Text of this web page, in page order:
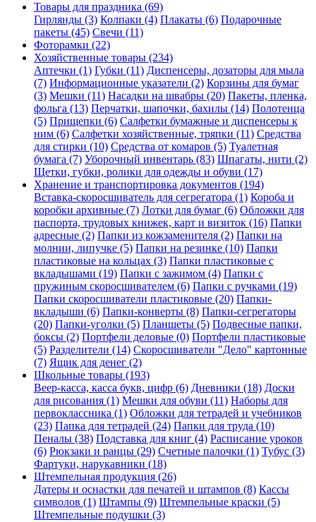
Товары для праздника (69)
Гирлянды (3) Колпаки (4) Плакаты (6) Подарочные
пакеты (45) Свечи (11)
Фоторамки (22)
Хозяйственные товары (234)
Аптечки (1) Губки (11) Диспенсеры, дозаторы для мыла
(7) Информационные указатели (2) Корзины для бумаг
(3) Мешки (11) Насадки на швабры (20) Пакеты, пленка,
фольга (13) Перчатки, шапочки, бахилы (14) Полотенца
(5) Прищепки (6) Салфетки бумажные и диспенсеры к
ним (6) Салфетки хозяйственные, тряпки (11) Средства
для стирки (10) Средства от комаров (5) Туалетная
бумага (7) Уборочный инвентарь (83) Шпагаты, нити (2)
Щетки, губки, ролики для одежды и обуви (17)
Хранение и транспортировка документов (194)
Вставка-скоросшиватель для сегрегатора (1) Короба и
коробки архивные (7) Лотки для бумаг (6) Обложки для
паспорта, трудовых книжек, карт и визиток (16) Папки
адресные (2) Папки из кожзаменителя (2) Папки на
молнии, липучке (5) Папки на резинке (10) Папки
пластиковые на кольцах (3) Папки пластиковые с
вкладышами (19) Папки с зажимом (4) Папки с
пружиным скоросшивателем (6) Папки с ручками (19)
Папки скоросшиватели пластиковые (20) Папки-
вкладыши (6) Папки-конверты (8) Папки-сегрегаторы
(20) Папки-уголки (5) Планшеты (5) Подвесные папки,
боксы (2) Портфели деловые (0) Портфели пластиковые
(5) Разделители (14) Скоросшиватели "Дело" картонные
(7) Ящик для денег (2)
Школьные товары (193)
Веер-касса, касса букв, цифр (6) Дневники (18) Доски
для рисования (1) Мешки для обуви (11) Наборы для
первоклассника (1) Обложки для тетрадей и учебников
(23) Папка для тетрадей (24) Папки для труда (10)
Пеналы (38) Подставка для книг (4) Расписание уроков
(6) Рюкзаки и ранцы (29) Счетные палочки (1) Тубус (3)
Фартуки, нарукавники (18)
Штемпельная продукция (26)
Датеры и оснастки для печатей и штампов (8) Кассы
символов (1) Штампы (9) Штемпельные краски (5)
Штемпельные подушки (3)